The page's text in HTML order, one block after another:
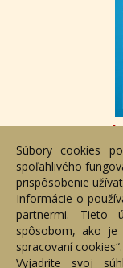
Súbory cookies
spoľahlivého
prispôsobenie
Informácie o
partnermi. Tieto
spôsobom, ako je
spracovaní cookies“.
Vyjadrite svoj